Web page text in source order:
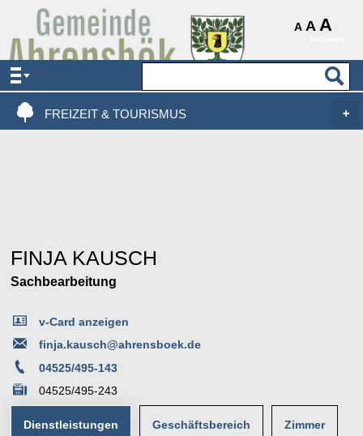
A A A
AKTUELLES & SERVICE
VERWALTUNG & POLITIK
FREIZEIT & TOURISMUS
FINJA KAUSCH
v-Card anzeigen
finja.kausch@ahrensboek.de
04525/495-143
04525/495-243
Dienstleistungen Geschäftsbereich Zimmer
Sachbearbeitung